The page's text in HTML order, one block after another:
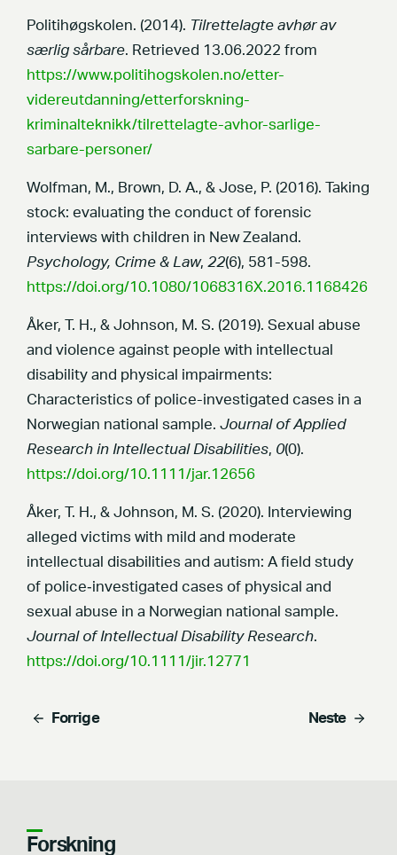
Politihøgskolen. (2014). Tilrettelagte avhør av
særlig sårbare. Retrieved 13.06.2022 from
https://www.politihogskolen.no/etter-
videreutdanning/etterforskning-
kriminalteknikk/tilrettelagte-avhor-sarlige-
sarbare-personer/
Wolfman, M., Brown, D. A., & Jose, P. (2016). Taking
stock: evaluating the conduct of forensic
interviews with children in New Zealand.
Psychology, Crime & Law, 22(6), 581-598.
https://doi.org/10.1080/1068316X.2016.1168426
Åker, T. H., & Johnson, M. S. (2019). Sexual abuse
and violence against people with intellectual
disability and physical impairments:
Characteristics of police-investigated cases in a
Norwegian national sample. Journal of Applied
Research in Intellectual Disabilities, 0(0).
https://doi.org/10.1111/jar.12656
Åker, T. H., & Johnson, M. S. (2020). Interviewing
alleged victims with mild and moderate
intellectual disabilities and autism: A field study
of police‐investigated cases of physical and
sexual abuse in a Norwegian national sample.
Journal of Intellectual Disability Research.
https://doi.org/10.1111/jir.12771
Forrige Neste
Forskning